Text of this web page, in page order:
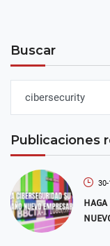
Buscar
Publicaciones
HAGA